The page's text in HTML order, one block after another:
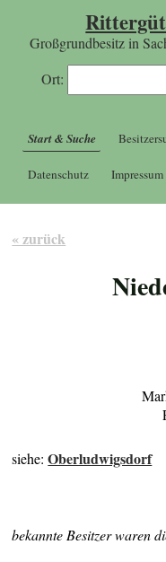
Großgrundbesitz in
Ort:
Start & Suche
Datenschutz Impressum
« zurück
siehe:Oberludwigsdorf
bekannte Besitzer waren